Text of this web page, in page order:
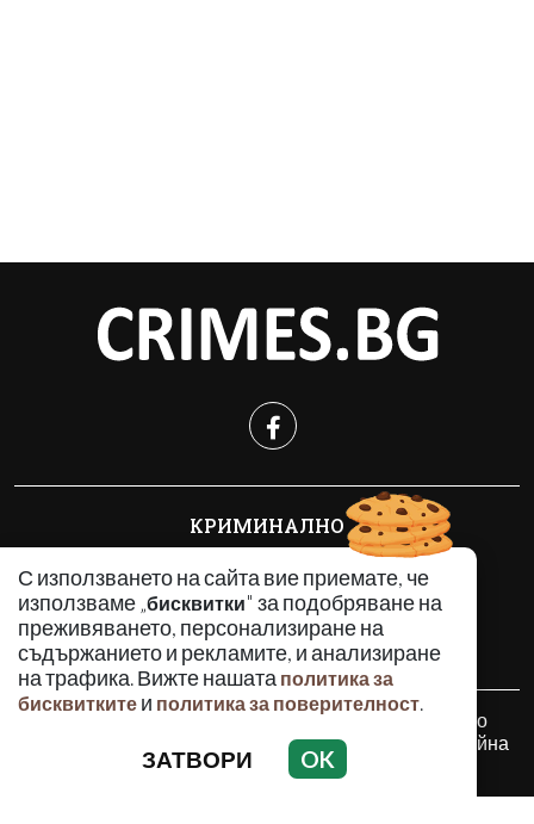
С използването на сайта вие приемате, че
използваме „бисквитки" за подобряване на
преживяването, персонализиране на
съдържанието и рекламите, и анализиране
на трафика. Вижте нашата политика за
бисквитките и политика за поверителност.
ЗАТВОРИ OK
КРИМИНАЛНО
ИНЦИДЕНТИ
АНАЛИЗИ
ПО СВЕТА
ВОДЕЩИ ТЕМИ
Използването и публикуването на част или цялото
съдържание на Crimes.BG без разрешение на Медийна
група Асмара ЕООД е забранено.